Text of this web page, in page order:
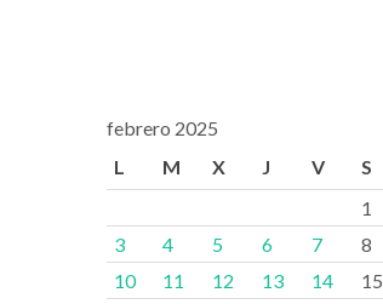
febrero 2025
L
M X J V S
1
3
4 5 6 7 8
10
11 12 13 14 15